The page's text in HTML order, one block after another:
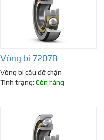
Vòng bi 7207B
Vòng bi cầu đỡ chặn
Tình trạng: Còn hàng